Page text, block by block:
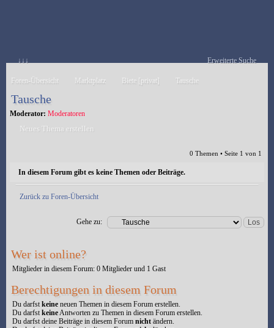
↓↓↓ Erweiterte Suche
Foren-Übersicht Marktplatz Biete [privat] Tausche
Tausche
Moderator: Moderatoren
Neues Thema erstellen
0 Themen • Seite 1 von 1
In diesem Forum gibt es keine Themen oder Beiträge.
Zurück zu Foren-Übersicht
Gehe zu:
Wer ist online?
Mitglieder in diesem Forum: 0 Mitglieder und 1 Gast
Berechtigungen in diesem Forum
Du darfstkeine neuen Themen in diesem Forum erstellen.
Du darfstkeineAntworten zu Themen in diesem Forum erstellen.
Du darfst deine Beiträge in diesem Forum nicht ändern.